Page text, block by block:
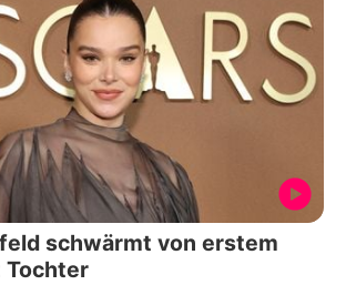
schwärmt von erstem
Tochter